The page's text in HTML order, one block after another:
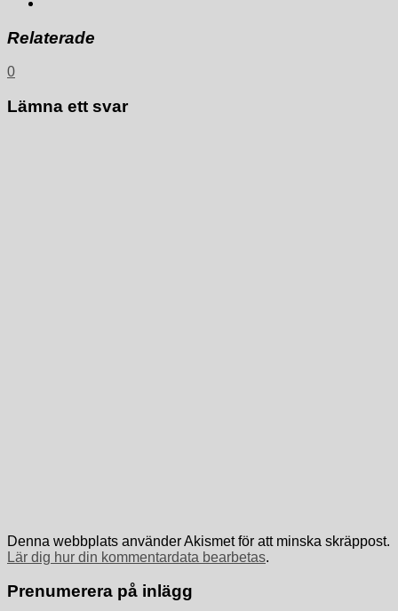
Relaterade
0
Lämna ett svar
Denna webbplats använder Akismet för att minska skräppost.
Lär dig hur din kommentardata bearbetas.
Prenumerera på inlägg